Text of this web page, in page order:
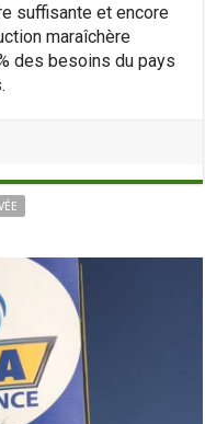
suffisante et encore
maraîchère
des besoins du pays